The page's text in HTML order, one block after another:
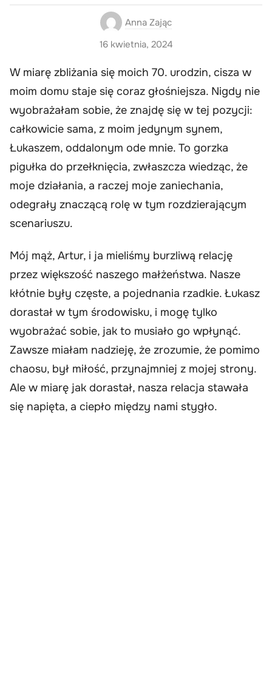
Anna Zając
16 kwietnia, 2024
W miarę zbliżania się moich 70. urodzin, cisza w
moim domu staje się coraz głośniejsza. Nigdy nie
wyobrażałam sobie, że znajdę się w tej pozycji:
całkowicie sama, z moim jedynym synem,
Łukaszem, oddalonym ode mnie. To gorzka
pigułka do przełknięcia, zwłaszcza wiedząc, że
moje działania, a raczej moje zaniechania,
odegrały znaczącą rolę w tym rozdzierającym
scenariuszu.
Mój mąż, Artur, i ja mieliśmy burzliwą relację
przez większość naszego małżeństwa. Nasze
kłótnie były częste, a pojednania rzadkie. Łukasz
dorastał w tym środowisku, i mogę tylko
wyobrażać sobie, jak to musiało go wpłynąć.
Zawsze miałam nadzieję, że zrozumie, że pomimo
chaosu, był miłość, przynajmniej z mojej strony.
Ale w miarę jak dorastał, nasza relacja stawała
się napięta, a ciepło między nami stygło.